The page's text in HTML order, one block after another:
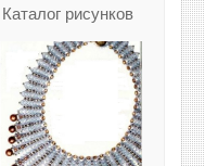
рисунков